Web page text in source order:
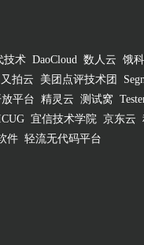
技术 DaoCloud 数人云 饿
又拍云 美团点评技术团
平台 精灵云 测试窝
宜信技术学院 京东云
件 轻流无代码平台